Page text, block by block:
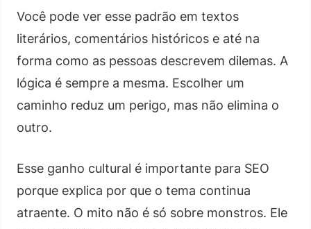
Você pode ver esse padrão em textos
literários, comentários históricos e até na
forma como as pessoas descrevem dilemas. A
lógica é sempre a mesma. Escolher um
caminho reduz um perigo, mas não elimina o
outro.
Esse ganho cultural é importante para SEO
porque explica por que o tema continua
atraente. O mito não é só sobre monstros. Ele